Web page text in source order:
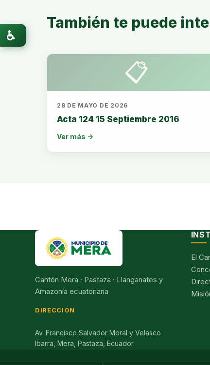
También te puede
📋
28 DE MAYO DE 2026
Acta 124 15 Septiembre 2016
Ver más →
Cantón Mera · Pastaza · Llanganates y
Amazonía ecuatoriana
DIRECCIÓN
Av. Francisco Salvador Moral y Velasco
Ibarra, Mera, Pastaza, Ecuador
El
♿